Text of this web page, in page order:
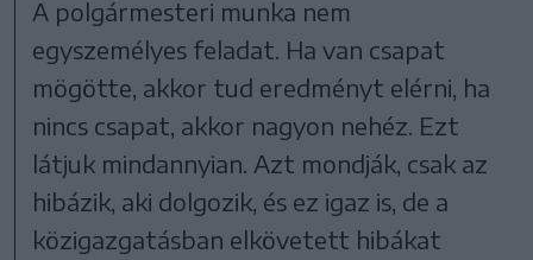
A polgármesteri munka nem
egyszemélyes feladat. Ha van csapat
mögötte, akkor tud eredményt elérni, ha
nincs csapat, akkor nagyon nehéz. Ezt
látjuk mindannyian. Azt mondják, csak az
hibázik, aki dolgozik, és ez igaz is, de a
közigazgatásban elkövetett hibákat